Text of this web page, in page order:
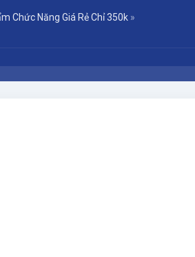
Chức Năng Giá Rẻ Chỉ 350k »